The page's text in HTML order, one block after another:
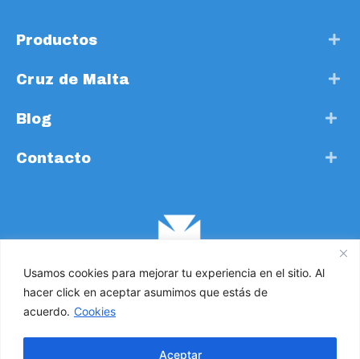
Usamos cookies para mejorar tu experiencia en el sitio. Al
hacer click en aceptar asumimos que estás de
acuerdo. Cookies
Aceptar
Productos
Cruz de Malta
Blog
Contacto
Cruz de Malta. Todos los derechos reservados 2021 ©